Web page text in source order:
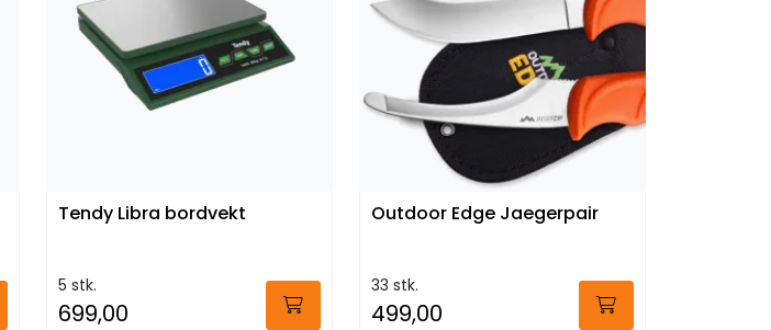
Tendy Libra bordvekt
5 stk.
699,00
Outdoor Edge Jaegerpair
33 stk.
499,00